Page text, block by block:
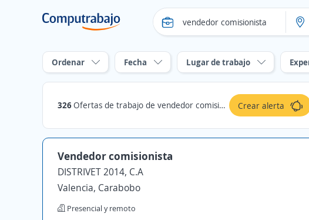
Ordenar Fecha Lugar de trabajo
326Ofertas de trabajo de vendedor comisionista en Carabobo Crear alerta
Vendedor comisionista
DISTRIVET 2014, C.A
Valencia, Carabobo
Presencial y remoto